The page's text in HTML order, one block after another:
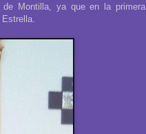
Montilla, ya que en la primera